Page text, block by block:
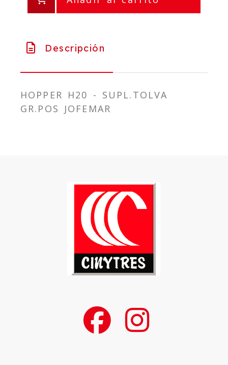
Descripción
HOPPER H20 - SUPL.TOLVA
GR.POS JOFEMAR